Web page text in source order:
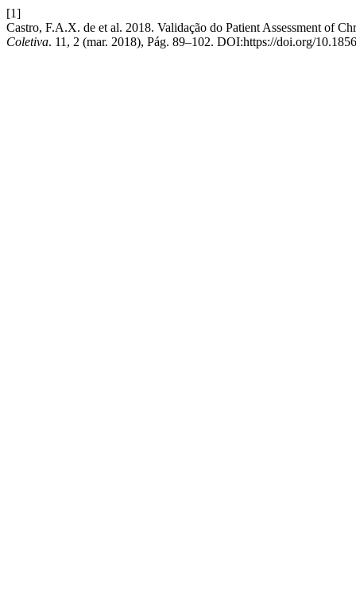
[1]
Castro, F.A.X. de et al. 2018. Validação do Patient Assessment of
Coletiva. 11, 2 (mar. 2018), Pág. 89–102. DOI:https://doi.org/